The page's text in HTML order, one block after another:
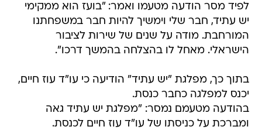
לפיד מסר הודעה מטעמו ואמר: "בועז הוא ממקימי
יש עתיד, חבר שלי וימשיך להיות חבר במשפחתנו
המורחבת. מודה על שנים של שירות לציבור
הישראלי. מאחל לו בהצלחה בהמשך דרכו".
בתוך כך, מפלגת "יש עתיד" הודיעה כי עו"ד עוז חיים,
יכנס למפלגה כחבר כנסת.
בהודעה מטעמם נמסר: "מפלגת יש עתיד גאה
ומברכת על כניסתו של עו"ד עוז חיים לכנסת.